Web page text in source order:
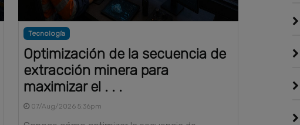
Tecnología
Optimización de la secuencia de
extracción minera para
maximizar el . . .
07/Aug/2026 5:36pm